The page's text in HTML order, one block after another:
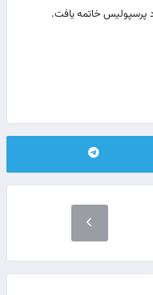
پرسپولیس خاتمه یافت.